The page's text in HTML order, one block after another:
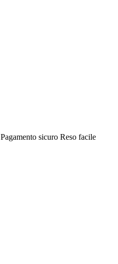
Pagamento sicuro Reso facile